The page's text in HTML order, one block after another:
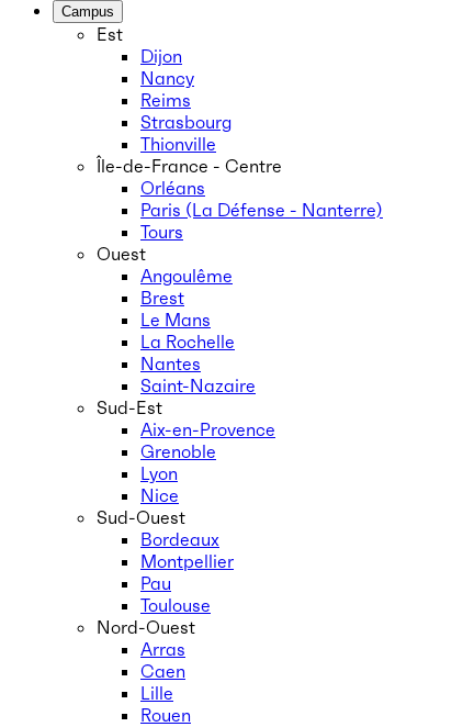
Campus
Est
Dijon
Nancy
Reims
Strasbourg
Thionville
Île-de-France - Centre
Orléans
Paris (La Défense - Nanterre)
Tours
Ouest
Angoulême
Brest
Le Mans
La Rochelle
Nantes
Saint-Nazaire
Sud-Est
Aix-en-Provence
Grenoble
Lyon
Nice
Sud-Ouest
Bordeaux
Montpellier
Pau
Toulouse
Nord-Ouest
Arras
Caen
Lille
Rouen